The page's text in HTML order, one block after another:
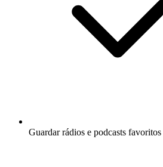
Guardar rádios e podcasts favoritos